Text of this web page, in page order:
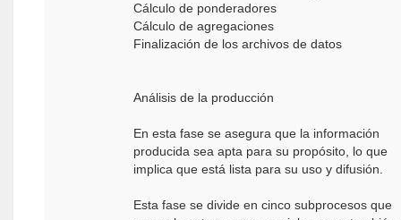
Cálculo de ponderadores
Cálculo de agregaciones
Finalización de los archivos de datos
Análisis de la producción
En esta fase se asegura que la información
producida sea apta para su propósito, lo que
implica que está lista para su uso y difusión.
Esta fase se divide en cinco subprocesos que